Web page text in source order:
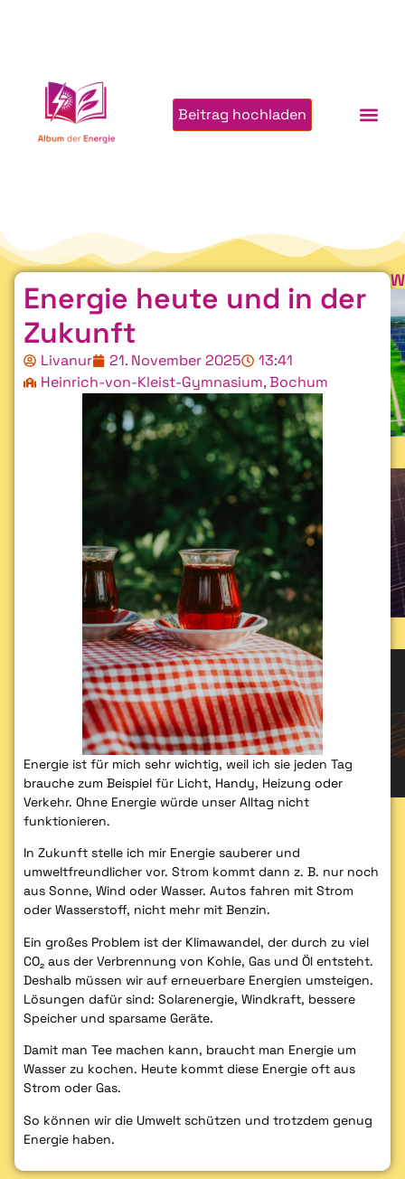
Beitrag hochladen
Energie heute und in der
Zukunft
Livanur 21. November 2025
13:41
Heinrich-von-Kleist-Gymnasium, Bochum
Energie ist für mich sehr wichtig, weil ich sie jeden Tag
brauche zum Beispiel für Licht, Handy, Heizung oder
Verkehr. Ohne Energie würde unser Alltag nicht
funktionieren.
In Zukunft stelle ich mir Energie sauberer und
umweltfreundlicher vor. Strom kommt dann z. B. nur noch
aus Sonne, Wind oder Wasser. Autos fahren mit Strom
oder Wasserstoff, nicht mehr mit Benzin.
Ein großes Problem ist der Klimawandel, der durch zu viel
CO₂ aus der Verbrennung von Kohle, Gas und Öl entsteht.
Deshalb müssen wir auf erneuerbare Energien umsteigen.
Lösungen dafür sind: Solarenergie, Windkraft, bessere
Speicher und sparsame Geräte.
Damit man Tee machen kann, braucht man Energie um
Wasser zu kochen. Heute kommt diese Energie oft aus
Strom oder Gas.
So können wir die Umwelt schützen und trotzdem genug
Energie haben.